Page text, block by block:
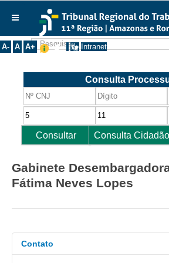
English
Português Español
A- A A+ Intranet
Institucional
Corregedoria
Composição
Desembargadores
Turmas
Juízes Manaus
Gabinete
Fátima Neves Lopes
Contato